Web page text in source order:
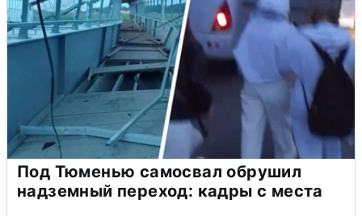
Под Тюменью самосвал обрушил
надземный переход: кадры с места